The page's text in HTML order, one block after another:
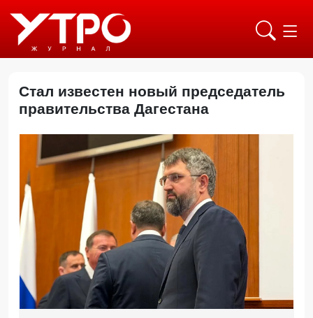
Стал известен новый председатель
правительства Дагестана